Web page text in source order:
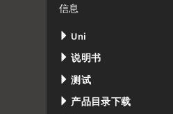
信息
Uni
说明书
测试
产品目录下载